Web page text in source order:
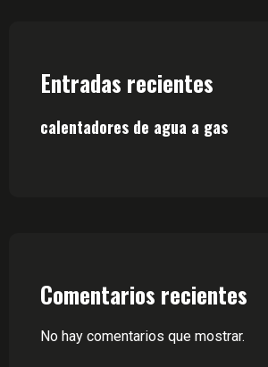
Entradas recientes
calentadores de agua a gas
Comentarios recientes
No hay comentarios que mostrar.